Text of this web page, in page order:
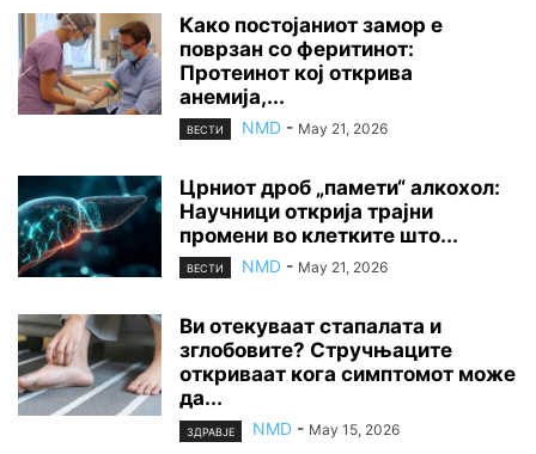
Како постојаниот замор е
поврзан со феритинот:
Протеинот кој открива
анемија,...
ВЕСТИ NMD - May 21, 2026
Црниот дроб „памети“ алкохол:
Научници открија трајни
промени во клетките што...
ВЕСТИ NMD - May 21, 2026
Ви отекуваат стапалата и
зглобовите? Стручњаците
откриваат кога симптомот може
да...
ЗДРАВЈЕ NMD - May 15, 2026